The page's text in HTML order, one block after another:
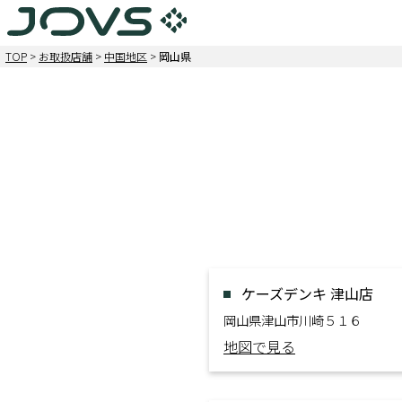
TOP > お取扱店舗 > 中国地区 > 岡山県
ケーズデンキ 津山店
岡山県津山市川崎５１６
地図で見る